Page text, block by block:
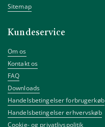
Sitemap
Kundeservice
Om os
Kontakt os
FAQ
Downloads
Handelsbetingelser forbrugerkøb
Handelsbetingelser erhvervskøb
Cookie- og privatlivspolitik